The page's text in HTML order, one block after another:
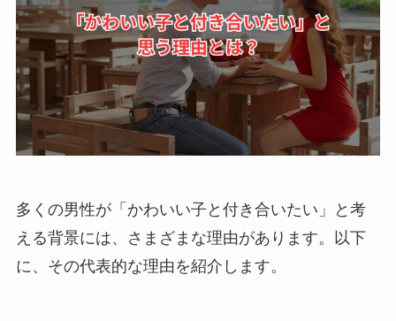
多くの男性が「かわいい子と付き合いたい」と考
える背景には、さまざまな理由があります。以下
に、その代表的な理由を紹介します。